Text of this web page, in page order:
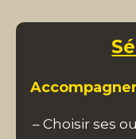
– Choisir ses